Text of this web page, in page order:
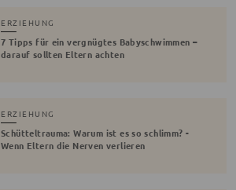
ERZIEHUNG
7 Tipps für ein vergnügtes Babyschwimmen –
darauf sollten Eltern achten
ERZIEHUNG
Schütteltrauma: Warum ist es so schlimm? -
Wenn Eltern die Nerven verlieren